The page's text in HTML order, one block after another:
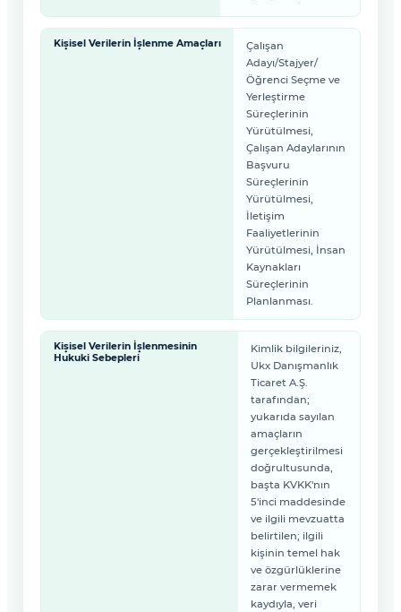
Kişisel Verilerin İşlenme Amaçları
Çalışan
Adayı/Stajyer/
Öğrenci Seçme ve
Yerleştirme
Süreçlerinin
Yürütülmesi,
Çalışan Adaylarının
Başvuru
Süreçlerinin
Yürütülmesi,
İletişim
Faaliyetlerinin
Yürütülmesi, İnsan
Kaynakları
Süreçlerinin
Planlanması.
Kişisel Verilerin İşlenmesinin
Hukuki Sebepleri
Kimlik bilgileriniz,
Ukx Danışmanlık
Ticaret A.Ş.
tarafından;
yukarıda sayılan
amaçların
gerçekleştirilmesi
doğrultusunda,
başta KVKK'nın
5'inci maddesinde
ve ilgili mevzuatta
belirtilen; ilgili
kişinin temel hak
ve özgürlüklerine
zarar vermemek
kaydıyla, veri